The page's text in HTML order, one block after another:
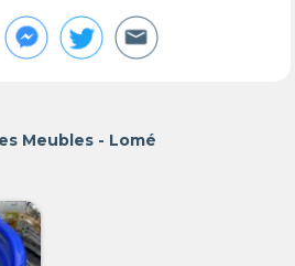
Meubles - Lomé